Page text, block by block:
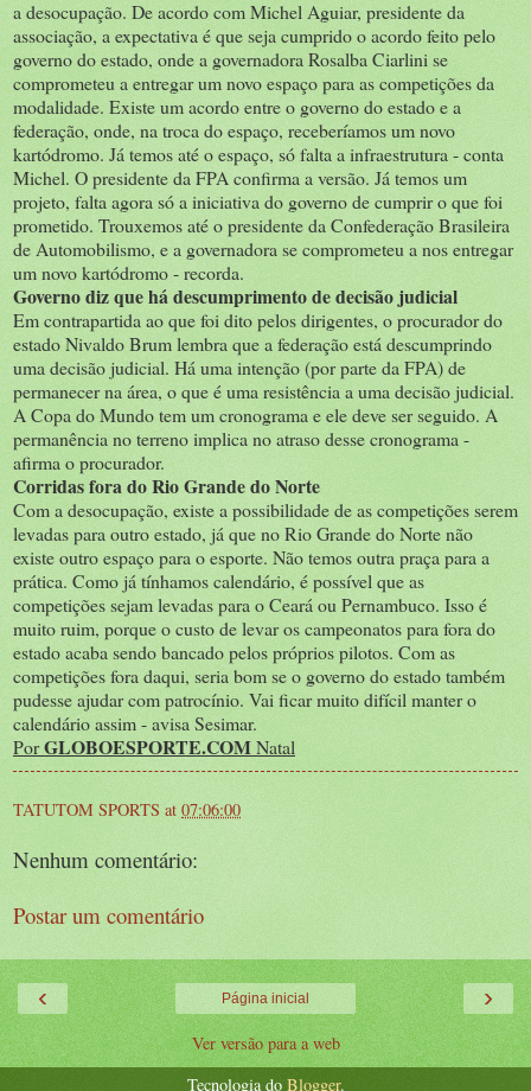
a desocupação. De acordo com Michel Aguiar, presidente da
associação, a expectativa é que seja cumprido o acordo feito pelo
governo do estado, onde a governadora Rosalba Ciarlini se
comprometeu a entregar um novo espaço para as competições da
modalidade. Existe um acordo entre o governo do estado e a
federação, onde, na troca do espaço, receberíamos um novo
kartódromo. Já temos até o espaço, só falta a infraestrutura - conta
Michel. O presidente da FPA confirma a versão. Já temos um
projeto, falta agora só a iniciativa do governo de cumprir o que foi
prometido. Trouxemos até o presidente da Confederação Brasileira
de Automobilismo, e a governadora se comprometeu a nos entregar
um novo kartódromo - recorda.
Governo diz que há descumprimento de decisão judicial
Em contrapartida ao que foi dito pelos dirigentes, o procurador do
estado Nivaldo Brum lembra que a federação está descumprindo
uma decisão judicial. Há uma intenção (por parte da FPA) de
permanecer na área, o que é uma resistência a uma decisão judicial.
A Copa do Mundo tem um cronograma e ele deve ser seguido. A
permanência no terreno implica no atraso desse cronograma -
afirma o procurador.
Corridas fora do Rio Grande do Norte
Com a desocupação, existe a possibilidade de as competições serem
levadas para outro estado, já que no Rio Grande do Norte não
existe outro espaço para o esporte. Não temos outra praça para a
prática. Como já tínhamos calendário, é possível que as
competições sejam levadas para o Ceará ou Pernambuco. Isso é
muito ruim, porque o custo de levar os campeonatos para fora do
estado acaba sendo bancado pelos próprios pilotos. Com as
competições fora daqui, seria bom se o governo do estado também
pudesse ajudar com patrocínio. Vai ficar muito difícil manter o
calendário assim - avisa Sesimar.
PorGLOBOESPORTE.COMNatal
TATUTOM SPORTS at 07:06:00
Nenhum comentário:
Postar um comentário
‹ ›
Página inicial
Ver versão para a web
Tecnologia do Blogger.